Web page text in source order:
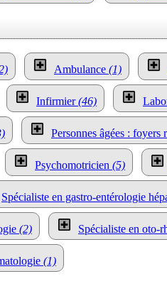
Ambulance (1)
Infirmier(46)
Personnes âgées : foyers
Psychomotricien (5)
Spécialiste en gastro-entérologie
(2) Spécialiste en oto-
(1)